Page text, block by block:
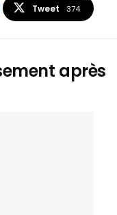
Tweet 374
après